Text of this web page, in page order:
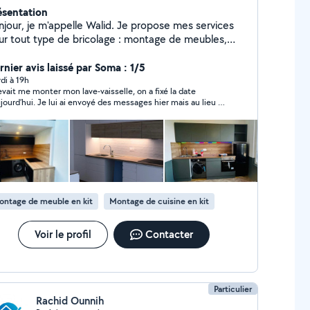
je m'appelle Walid. Je propose mes services
tout type de bricolage : montage de meubles,
enduit parque tout type de décoration et
dans ce domaine, je suis
ponctuel et sérieux. Je travaille proprement et
soin. Disponible 6 jours par semaine, je m'adapte
besoins. N'hésitez pas à me contacter pour toute
!
avis laissé par Soma : 1/5
à 19h
vaisselle, on a fixé la date
Je lui ai envoyé des messages hier mais au lieu de
ce n’est pas cool du tout
de meuble en kit Montage de cuisine en kit
Voir le profil Contacter
Particulier
Rachid Ounnih